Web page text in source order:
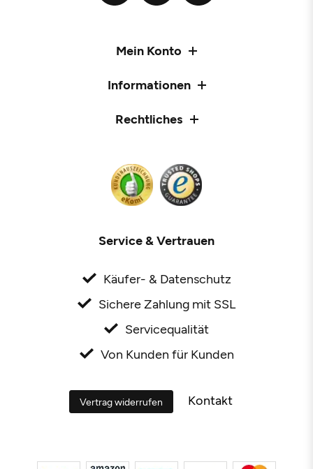
Mein Konto
Informationen
Rechtliches
Service & Vertrauen
Käufer- & Datenschutz
Sichere Zahlung mit SSL
Servicequalität
Von Kunden für Kunden
Vertrag widerrufen Kontakt